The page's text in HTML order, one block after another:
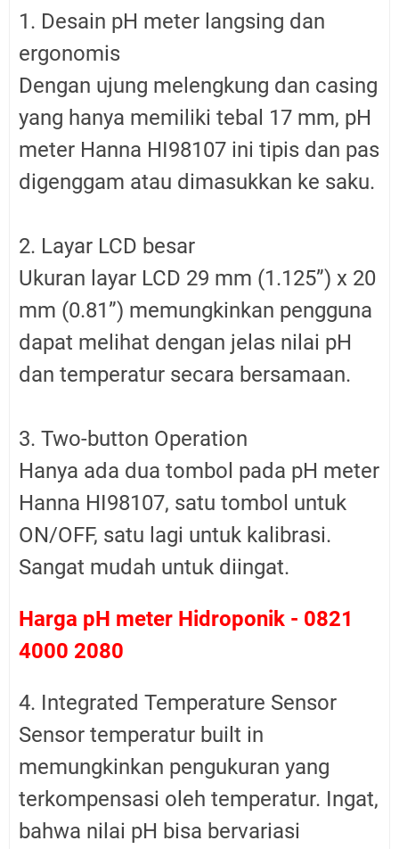
1. Desain pH meter langsing dan
ergonomis
Dengan ujung melengkung dan casing
yang hanya memiliki tebal 17 mm, pH
meter Hanna HI98107 ini tipis dan pas
digenggam atau dimasukkan ke saku.
2. Layar LCD besar
Ukuran layar LCD 29 mm (1.125”) x 20
mm (0.81”) memungkinkan pengguna
dapat melihat dengan jelas nilai pH
dan temperatur secara bersamaan.
3. Two-button Operation
Hanya ada dua tombol pada pH meter
Hanna HI98107, satu tombol untuk
ON/OFF, satu lagi untuk kalibrasi.
Sangat mudah untuk diingat.
Harga pH meter Hidroponik - 0821
4000 2080
4. Integrated Temperature Sensor
Sensor temperatur built in
memungkinkan pengukuran yang
terkompensasi oleh temperatur. Ingat,
bahwa nilai pH bisa bervariasi